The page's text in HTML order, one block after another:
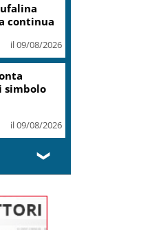
continua
il 09/08/2026
simbolo
il 09/08/2026
❯